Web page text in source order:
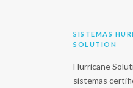
SISTEMAS
SOLUTION
Hurricane
sistemas